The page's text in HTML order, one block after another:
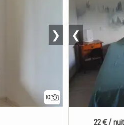
10
❯ ❮
22 € / nuit